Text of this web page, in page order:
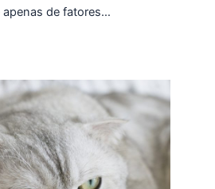
apenas de fatores…